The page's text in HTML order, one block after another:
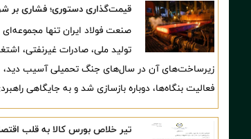
قیمت‌گذاری دستوری؛ فشاری بر
صنعت فولاد ایران تنها
تولید ملی، صادرات غیرنفتی،
زیرساخت‌های آن در سال‌های جنگ تحمیلی آسیب دید،
فعالیت بنگاه‌ها، دوباره بازسازی شد و به جایگاهی
تیر خلاص بورس کالا به قلب